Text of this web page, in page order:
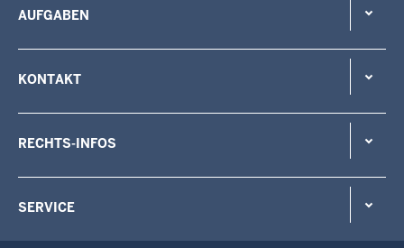
AUFGABEN
KONTAKT
RECHTS-INFOS
SERVICE